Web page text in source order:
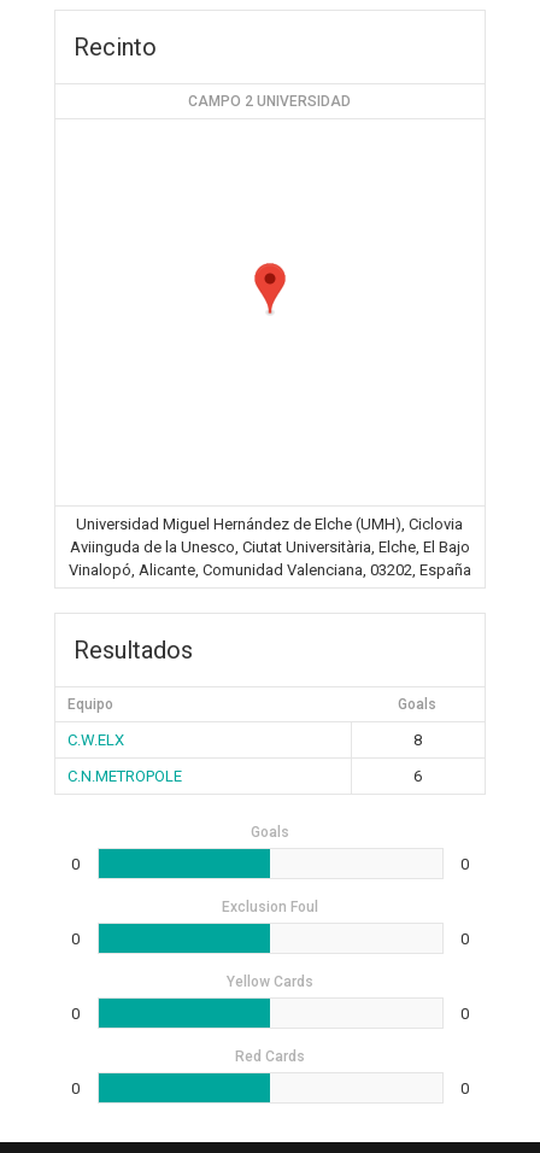
Recinto
CAMPO 2 UNIVERSIDAD
Universidad Miguel Hernández de Elche (UMH), Ciclovia
Aviinguda de la Unesco, Ciutat Universitària, Elche, El Bajo
Vinalopó, Alicante, Comunidad Valenciana, 03202, España
Resultados
Equipo Goals
C.W.ELX
8
C.N.METROPOLE
6
Goals
0 0
Exclusion Foul
0 0
Yellow Cards
0 0
Red Cards
0 0